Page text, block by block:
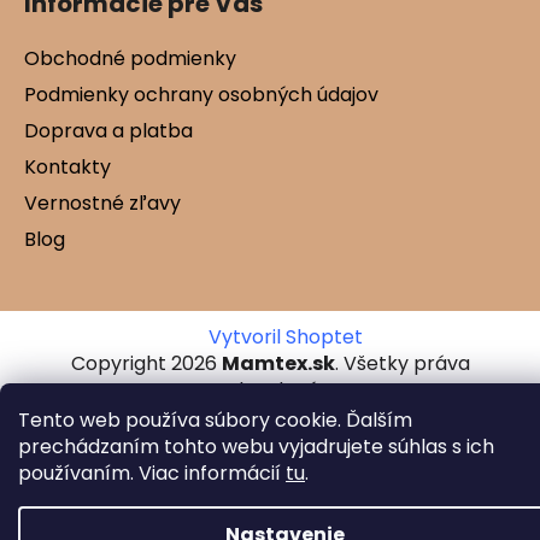
Tento web používa súbory cookie. Ďalším
prechádzaním tohto webu vyjadrujete súhlas s ich
používaním. Viac informácií tu.
Obchodné podmienky
Podmienky ochrany osobných údajov
Doprava a platba
Kontakty
Vernostné zľavy
Blog
Vytvoril Shoptet
Copyright 2026 Mamtex.sk. Všetky práva
vyhradené.